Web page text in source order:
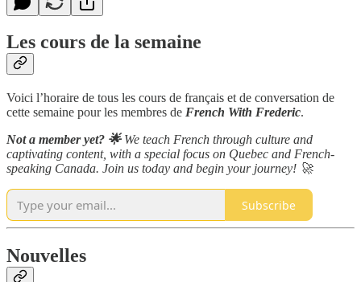
Les cours de la semaine
Voici l’horaire de tous les cours de français et de conversation de
cette semaine pour les membres de French With Frederic.
Not a member yet? 🌟 We teach French through culture and
captivating content, with a special focus on Quebec and French-
speaking Canada. Join us today and begin your journey! 🚀
Subscribe
Nouvelles